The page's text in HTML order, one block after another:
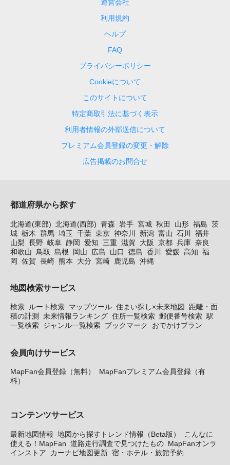
運営会社
利用規約
ヘルプ
FAQ
プライバシーポリシー
Cookieについて
このサイトについて
特定商取引法に基づく表示
利用者情報の外部送信について
プレミアム会員登録の変更・解除
広告掲載のお問合せ
都道府県から探す
北海道(東部) 北海道(西部) 青森 岩手 宮城 秋田 山形 福島 茨
城 栃木 群馬 埼玉 千葉 東京 神奈川 新潟 富山 石川
福井
山梨 長野 岐阜 静岡 愛知 三重 滋賀 大阪 京都 兵庫 奈良
和歌山
鳥取 島根 岡山 広島 山口 徳島 香川 愛媛 高知 福
岡 佐賀 長崎 熊本 大分 宮崎 鹿児島 沖縄
地図検索サービス
検索 ルート検索 マップツール 住まい探し×未来地図
距離・面
積の計測
未来情報ランキング 住所一覧検索 郵便番号検索 駅
一覧検索 ジャンル一覧検索 ブックマーク おでかけプラン
会員向けサービス
MapFan会員登録（無料）
MapFanプレミアム会員登録（有
料）
コンテンツサービス
最新地図情報 地図から探すトレンド情報（Beta版）
こんなに
使える！MapFan 道路走行調査で見つけたもの MapFanオンラ
インストア
カーナビ地図更新 宿・ホテル・旅館予約